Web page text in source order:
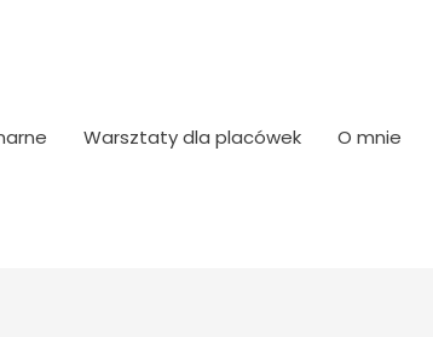
Warsztaty dla placówek O mnie